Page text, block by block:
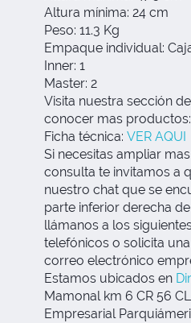
Altura mínima: 24 cm
Peso: 11.3 Kg
Empaque individual:
Inner: 1
Master: 2
Visita nuestra sección
conocer mas productos:
Ficha técnica: VER AQUI
Si necesitas ampliar
consulta te invitamos a
nuestro chat que se
parte inferior derecha
llámanos a los
telefónicos o solicita
correo electrónico
Estamos ubicados en
Mamonal km 6 CR 56
Empresarial